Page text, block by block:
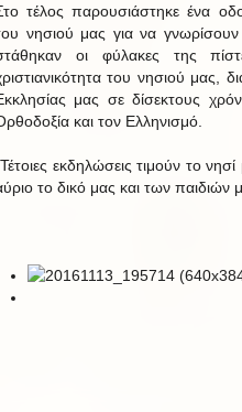
τέλος παρουσιάστηκε ένα
νησιού μας για να
οι φύλακες της
του νησιού μας,
μας σε δίσεκτους
και τον Ελληνισμό.
εκδηλώσεις τιμούν το
το δικό μας και των παιδιών